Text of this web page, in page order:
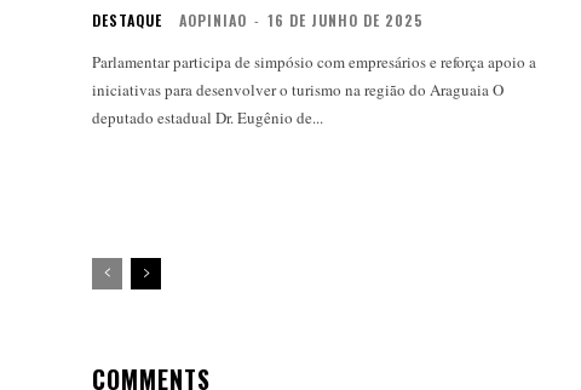
DESTAQUE AOPINIAO - 16 DE JUNHO DE 2025
Parlamentar participa de simpósio com empresários e reforça apoio a
iniciativas para desenvolver o turismo na região do Araguaia O
deputado estadual Dr. Eugênio de...
COMMENTS